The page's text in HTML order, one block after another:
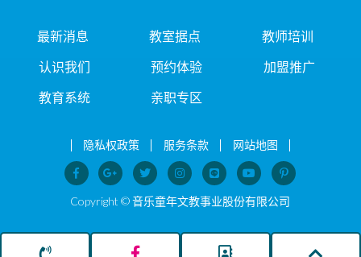
最新消息 教室据点
教师培训
认识我们
预约体验
加盟推广
教育系统
亲职专区
隐私权政策 服务条款 网站地图
Copyright © 音乐童年文教事业股份有限公司